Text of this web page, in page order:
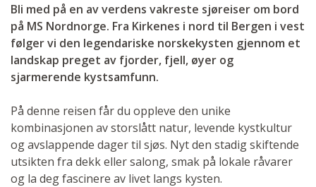
Bli med på en av verdens vakreste sjøreiser om bord
på MS Nordnorge. Fra Kirkenes i nord til Bergen i vest
følger vi den legendariske norskekysten gjennom et
landskap preget av fjorder, fjell, øyer og
sjarmerende kystsamfunn.
På denne reisen får du oppleve den unike
kombinasjonen av storslått natur, levende kystkultur
og avslappende dager til sjøs. Nyt den stadig skiftende
utsikten fra dekk eller salong, smak på lokale råvarer
og la deg fascinere av livet langs kysten.